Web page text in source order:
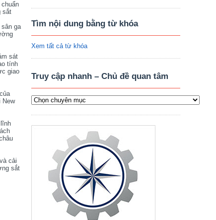
sắt
ga
sát
tính
giao
New
cải
sắt
Tìm nội dung bằng từ khóa
Xem tất cả từ khóa
Truy cập nhanh – Chủ đề quan tâm